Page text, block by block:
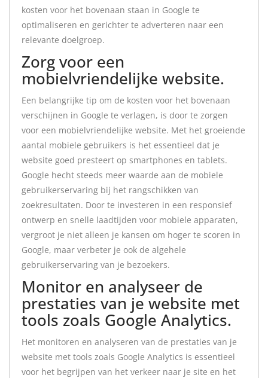
kosten voor het bovenaan staan in Google te
optimaliseren en gerichter te adverteren naar een
relevante doelgroep.
Zorg voor een
mobielvriendelijke website.
Een belangrijke tip om de kosten voor het bovenaan
verschijnen in Google te verlagen, is door te zorgen
voor een mobielvriendelijke website. Met het groeiende
aantal mobiele gebruikers is het essentieel dat je
website goed presteert op smartphones en tablets.
Google hecht steeds meer waarde aan de mobiele
gebruikerservaring bij het rangschikken van
zoekresultaten. Door te investeren in een responsief
ontwerp en snelle laadtijden voor mobiele apparaten,
vergroot je niet alleen je kansen om hoger te scoren in
Google, maar verbeter je ook de algehele
gebruikerservaring van je bezoekers.
Monitor en analyseer de
prestaties van je website met
tools zoals Google Analytics.
Het monitoren en analyseren van de prestaties van je
website met tools zoals Google Analytics is essentieel
voor het begrijpen van het verkeer naar je site en het